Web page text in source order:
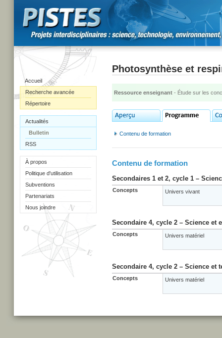
Accueil
Recherche avancée
Répertoire
Actualités
Bulletin
RSS
À propos
Politique d'utilisation
Subventions
Partenariats
Nous joindre
Photosynthèse et
Ressource enseignant - Étude sur les
Contenu de formation
Contenu de formation
Secondaires 1 et 2, cycle 1 –
Concepts Univers vivant
Secondaire 4, cycle 2 – Science et
Concepts Univers matériel
Secondaire 4, cycle 2 – Science et
Concepts Univers matériel